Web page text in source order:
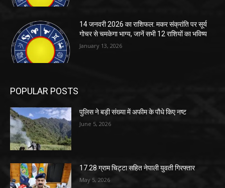
14 जनवरी 2026 का राशिफल: मकर संक्रांति पर सूर्य
गोचर से चमकेगा भाग्य, जानें सभी 12 राशियों का भविष्य
January 13, 2026
POPULAR POSTS
पुलिस ने बड़ी संख्या में अफीम के पौधे किए नष्ट
June 5, 2026
17.28 ग्राम चिट्टा सहित नेपाली युवती गिरफ्तार
May 5, 2026